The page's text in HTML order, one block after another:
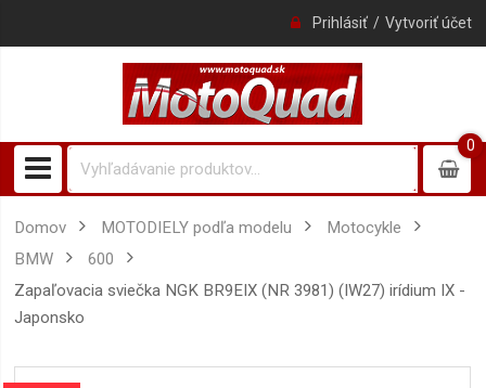
Prihlásiť Vytvoriť účet
0
0item
Domov MOTODIELY podľa modelu
Motocykle
BMW
600
zapaľovacia sviečka NGK BR9EIX (NR 3981) (IW27) irídium IX -
Japonsko